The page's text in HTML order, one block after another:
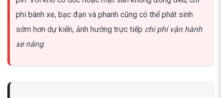
phí bánh xe, bạc đạn và phanh cũng có thể phát sinh
sớm hơn dự kiến, ảnh hưởng trực tiếp chi phí vận hành
xe nâng.